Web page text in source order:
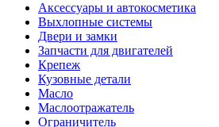
Аксессуары и автокосметика
Выхлопные системы
Двери и замки
Запчасти для двигателей
Крепеж
Кузовные детали
Масло
Маслоотражатель
Ограничитель